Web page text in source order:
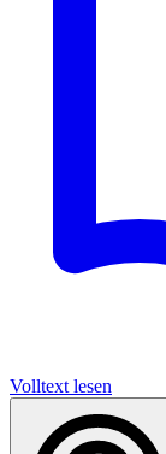
Volltext lesen